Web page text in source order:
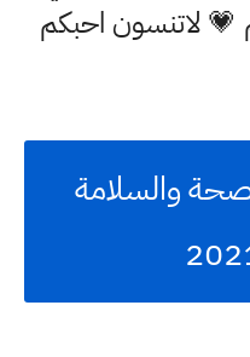
💗 لاتنسون احبكم
والسلامة